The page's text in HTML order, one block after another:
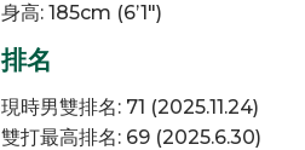
身高: 185cm (6’1″)
排名
現時男雙排名: 71 (2025.11.24)
雙打最高排名: 69 (2025.6.30)